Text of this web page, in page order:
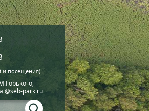
и посещения)
park.ru